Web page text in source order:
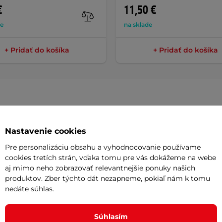
+ Pridať do košíka
11,50 €
na sklade
+ Pridať do košíka
z odolného materiálu, ktorý
a to veľmi jednoducho pomocou3
bicykli dobre držať aj pri agresívnejšej
Umiestnenie
Okienko
Objem
Nastavenie cookies
Pre personalizáciu obsahu a vyhodnocovanie používame
cookies tretích strán, vďaka tomu pre vás dokážeme na webe
aj mimo neho zobrazovať relevantnejšie ponuky našich
produktov. Zber týchto dát nezapneme, pokiaľ nám k tomu
nedáte súhlas.
Súhlasím